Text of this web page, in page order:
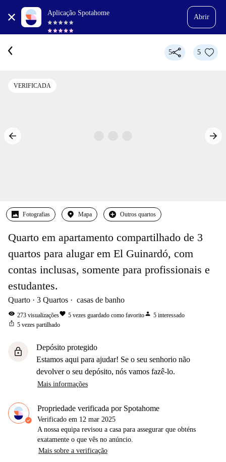
Aplicação Spotahome
Abrir
5 5
VERIFICADA
Fotografias Mapa Outros quartos
Quarto em apartamento compartilhado de 3
quartos para alugar em El Guinardó, com
contas inclusas, somente para profissionais e
estudantes.
Quarto 3 Quartos casas de banho
visibility 273 visualizaçõesfavorite 5 vezes guardado como favoritoperson 5 interessado
ios_share 5 vezes partilhado
lock
Depósito protegido
Estamos aqui para ajudar! Se o seu senhorio não
devolver o seu depósito, nós vamos fazê-lo.
Mais informações
Propriedade verificada por Spotahome
Verificado em 12 mar 2025
A nossa equipa revisou a casa para assegurar que obténs
exatamente o que vês no anúncio.
Mais sobre a verificação